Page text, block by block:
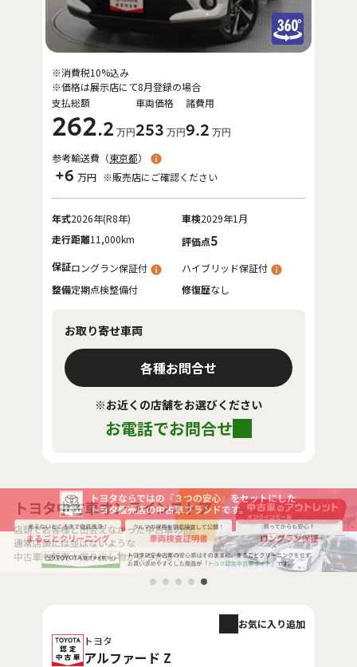
支払総額
262.2 万円
車両価格
253 万円
諸費用
9.2 万円
※消費税10%込み
※価格は展示店にて8月登録の場合
参考輸送費（東京都）
+6 万円 ※販売店にご確認ください
年式2026年(R8年) 車検2029年1月
走行距離11,000km 評価点5
保証ロングラン保証付
ハイブリッド保証付
整備定期点検整備付 修復歴なし
お取り寄せ車両
各種お問合せ
※お近くの店舗をお選びください
お電話でお問合せ
トヨタ
アルファード Z
お気に入り追加